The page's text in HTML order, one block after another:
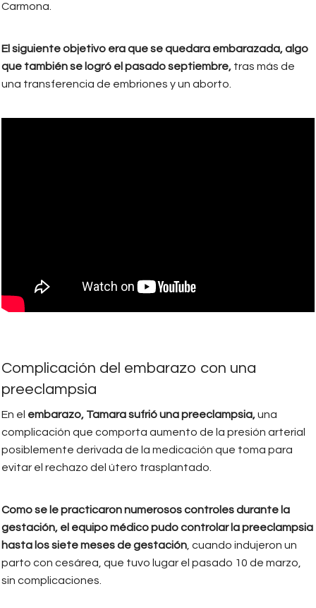
Carmona.
El siguiente objetivo era que se quedara embarazada, algo
que también se logró el pasado septiembre, tras más de
una transferencia de embriones y un aborto.
Complicación del embarazo con una
preeclampsia
En el embarazo, Tamara sufrió una preeclampsia,una
complicación que comporta aumento de la presión arterial
posiblemente derivada de la medicación que toma para
evitar el rechazo del útero trasplantado.
Como se le practicaron numerosos controles durante la
gestación, el equipo médico pudo controlar la preeclampsia
hasta los siete meses de gestación, cuando indujeron un
parto con cesárea, que tuvo lugar el pasado 10 de marzo,
sin complicaciones.